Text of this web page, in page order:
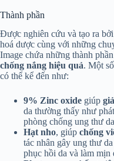
Thành phần
Được nghiên cứu và tạo ra
hoá dược cùng với những
Image chứa những thành phần
chống nắng hiệu quả. Một
có thể kể đến như:
9% Zinc oxide giúp
da thường thấy như
phòng chống ung thư
Hạt nho, giúp chống
tác nhân gây ung thư
phục hồi da và làm mịn